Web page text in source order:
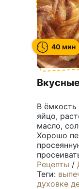
40 мин
В ёмкость
яйцо,
масло,
Хорошо
Рецепты /
Теги:
духовке